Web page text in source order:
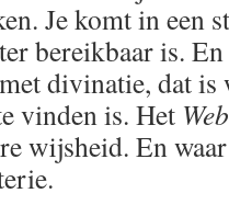
Je komt in een
bereikbaar is.
divinatie, dat is
vinden is. Het
wijsheid. En